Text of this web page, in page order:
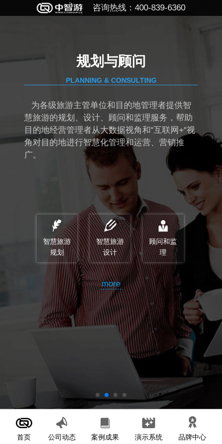
咨询热线：400-839-6360
首页 公司动态 案例成果 演示系统 品牌中心
规划与顾问
PLANNING & CONSULTING
为各级旅游主管单位和目的地管理者提供智
慧旅游的规划、设计、顾问和监理服务，帮助
目的地经营管理者从大数据视角和“互联网+“视
角对目的地进行智慧化管理和运营、营销推
广。
智慧旅游
规划
智慧旅游
设计
顾问和监
理
more